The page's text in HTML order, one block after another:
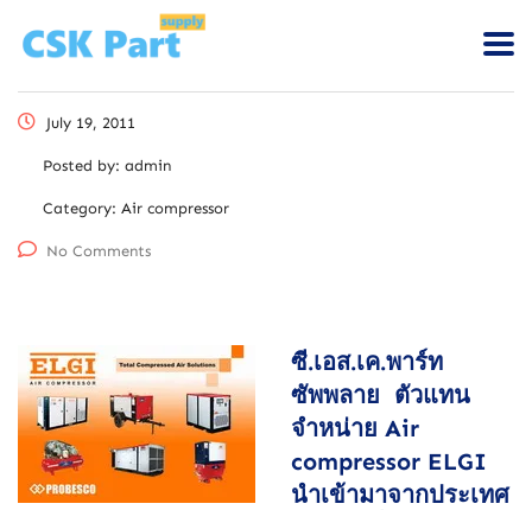
July 19, 2011
Posted by: admin
Category: Air compressor
No Comments
ซี.เอส.เค.พาร์ท
ซัพพลาย ตัวแทน
จำหน่าย Air
compressor ELGI
นำเข้ามาจากประเทศ